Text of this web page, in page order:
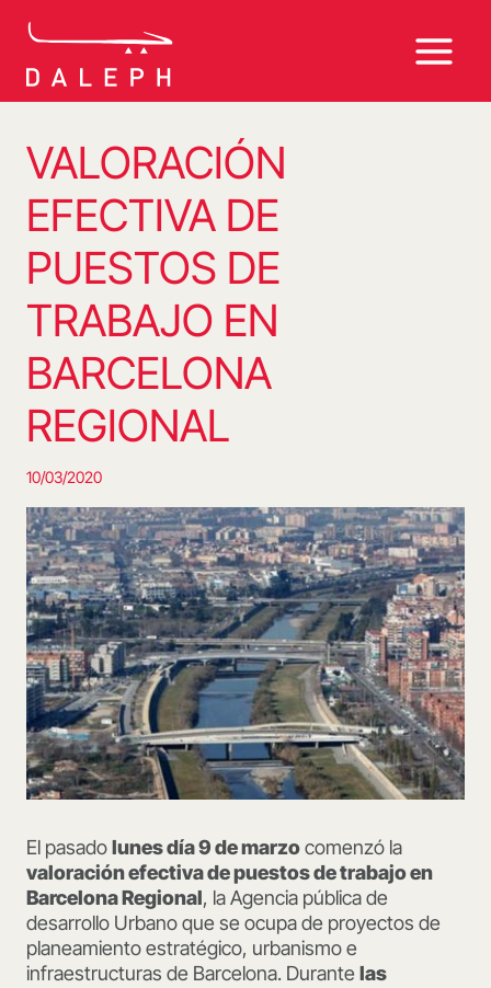
VALORACIÓN
EFECTIVA DE
PUESTOS DE
TRABAJO EN
BARCELONA
REGIONAL
10/03/2020
El pasadolunes día 9 de marzocomenzó la
valoración efectiva de puestos de trabajo en
Barcelona Regional, la Agencia pública de
desarrollo Urbano que se ocupa de proyectos de
planeamiento estratégico, urbanismo e
infraestructuras de Barcelona. Durante las